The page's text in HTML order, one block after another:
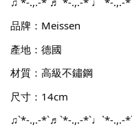
品牌：Meissen
產地：德國
材質：高級不鏽鋼
尺寸：14cm
♫`*-.,.-*`♬`*-.,.-*`♩`*-.,.-